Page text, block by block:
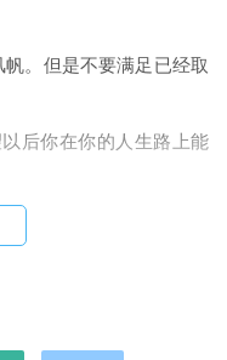
。但是不要满足已经取
后你在你的人生路上能
，你在各方面都能更出